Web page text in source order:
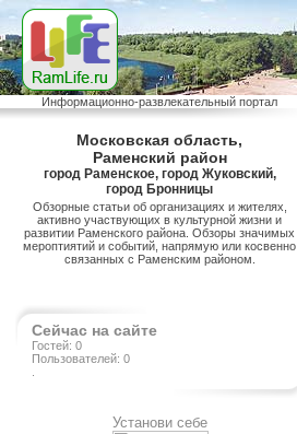
Информационно-развлекательный портал
Московская область,
Раменский район
город Раменское, город Жуковский,
город Бронницы
Обзорные статьи об организациях и жителях,
активно участвующих в культурной жизни и
развитии Раменского района. Обзоры значимых
мероптиятий и событий, напрямую или косвенно
связанных с Раменским районом.
Сейчас на сайте
Гостей: 0
Пользователей: 0
Установи себе